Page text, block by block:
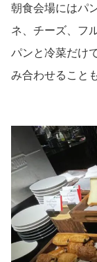
朝食会場にはパ
ネ、チーズ、フ
パンと冷菜だけ
み合わせること